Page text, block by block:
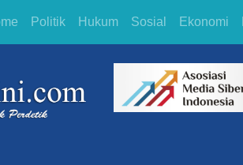
Politik Hukum Sosial Ekonomi